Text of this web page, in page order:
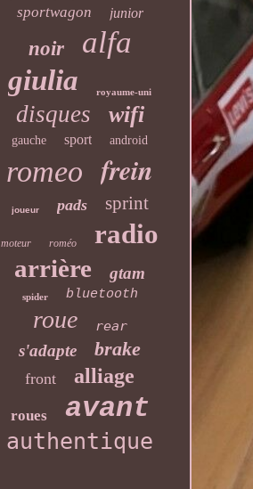
sportwagon junior
noir alfa
giulia royaume-uni
disques wifi
gauche sport android
romeo frein
joueur pads sprint
moteur roméo radio
arrière gtam
spider bluetooth
roue rear
s'adapte brake
front alliage
roues avant
authentique